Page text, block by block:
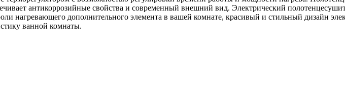
антикоррозийные свойства и современный внешний вид. Электрический
нагревающего дополнительного элемента в вашей комнате, красивый и стильный дизайн
ванной комнаты.